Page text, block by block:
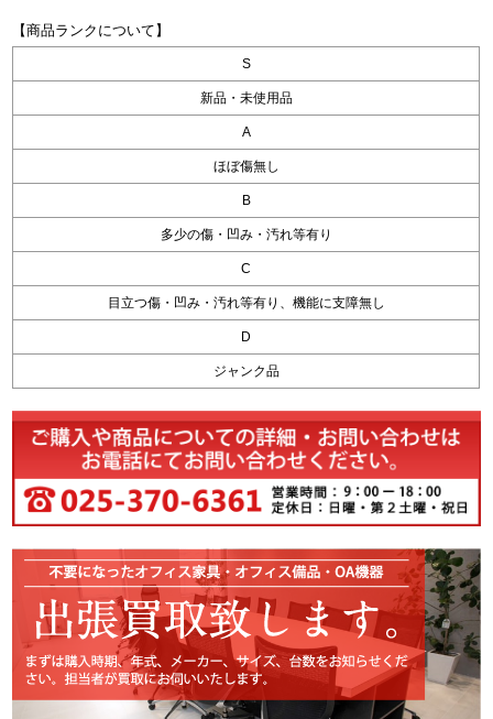
【商品ランクについて】
S
新品・未使用品
A
ほぼ傷無し
B
多少の傷・凹み・汚れ等有り
C
目立つ傷・凹み・汚れ等有り、機能に支障無し
D
ジャンク品